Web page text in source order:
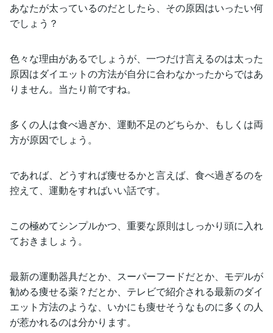
あなたが太っているのだとしたら、その原因はいったい何
でしょう？
色々な理由があるでしょうが、一つだけ言えるのは太った
原因はダイエットの方法が自分に合わなかったからではあ
りません。当たり前ですね。
多くの人は食べ過ぎか、運動不足のどちらか、もしくは両
方が原因でしょう。
であれば、どうすれば痩せるかと言えば、食べ過ぎるのを
控えて、運動をすればいい話です。
この極めてシンプルかつ、重要な原則はしっかり頭に入れ
ておきましょう。
最新の運動器具だとか、スーパーフードだとか、モデルが
勧める痩せる薬？だとか、テレビで紹介される最新のダイ
エット方法のような、いかにも痩せそうなものに多くの人
が惹かれるのは分かります。